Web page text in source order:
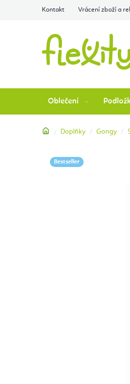
Kontakt Vrácení zboží a
Oblečení
DomůDoplňky Gongy
Bestseller